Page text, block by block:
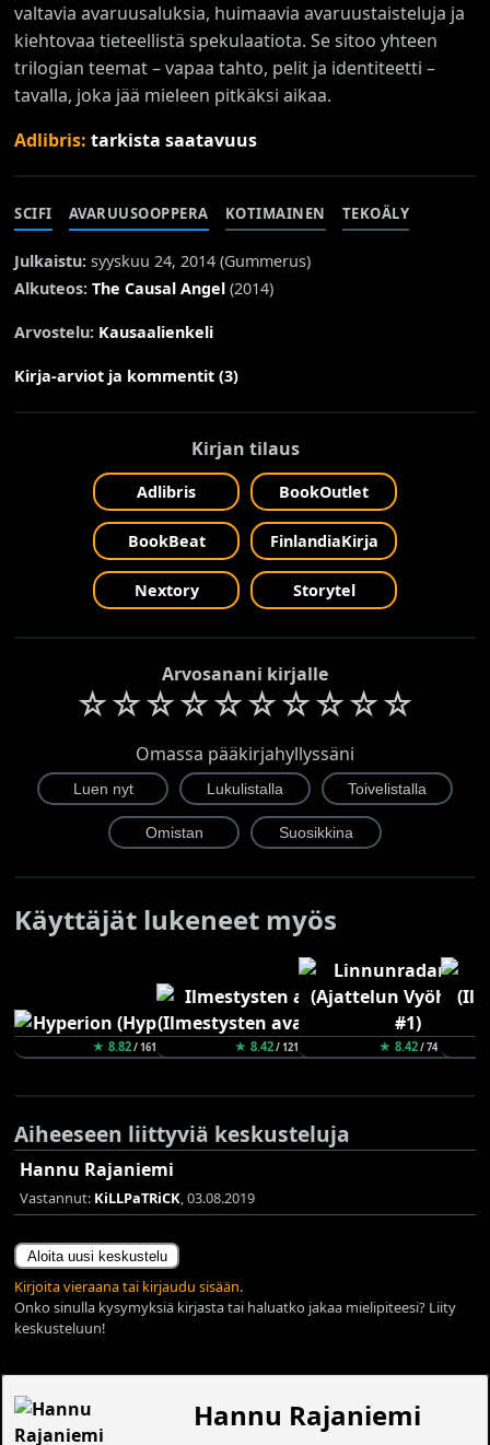
valtavia avaruusaluksia, huimaavia avaruustaisteluja ja
kiehtovaa tieteellistä spekulaatiota. Se sitoo yhteen
trilogian teemat – vapaa tahto, pelit ja identiteetti –
tavalla, joka jää mieleen pitkäksi aikaa.
Adlibris:tarkista saatavuus
SCIFI AVARUUSOOPPERA KOTIMAINEN TEKOÄLY
Julkaistu: syyskuu 24, 2014 (Gummerus)
Alkuteos: The Causal Angel (2014)
Arvostelu: Kausaalienkeli
Kirja-arviot ja kommentit (3)
Kirjan tilaus
Adlibris BookOutlet
BookBeat FinlandiaKirja
Nextory Storytel
Arvosanani kirjalle
☆☆☆☆☆☆☆☆☆☆
Omassa pääkirjahyllyssäni
Käyttäjät lukeneet myös
★ 8.82/ 161 ★ 8.42/ 121 ★ 8.42/ 74
Aiheeseen liittyviä keskusteluja
Hannu Rajaniemi
Vastannut: KiLLPaTRiCK, 03.08.2019
Aloita uusi keskustelu
Kirjoita vieraana tai kirjaudu sisään.
Onko sinulla kysymyksiä kirjasta tai haluatko jakaa mielipiteesi? Liity
keskusteluun!
Hannu Rajaniemi